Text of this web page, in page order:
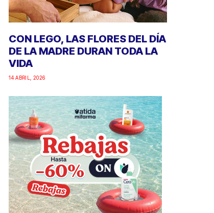
CON LEGO, LAS FLORES DEL DÍA
DE LA MADRE DURAN TODA LA
VIDA
14 ABRIL, 2026